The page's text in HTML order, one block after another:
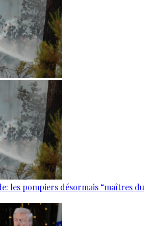
les pompiers désormais “maîtres du